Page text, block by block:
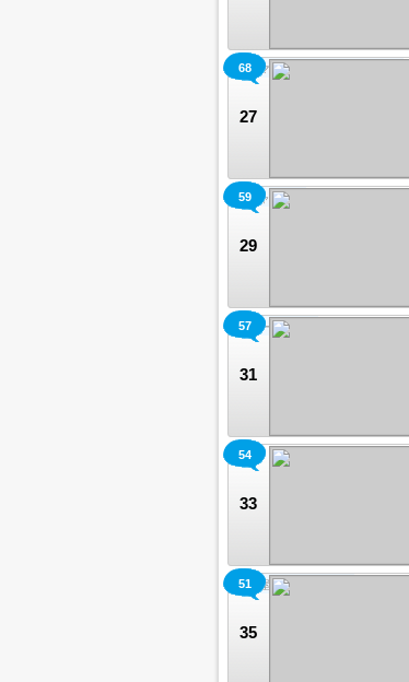
27
ワンマン開催記念24時間配信！
68
29
順チャンネル
59
31
株ニートの雑談
57
33
ニカ
54
35
名古屋のひまわり🌻🐣‪
51